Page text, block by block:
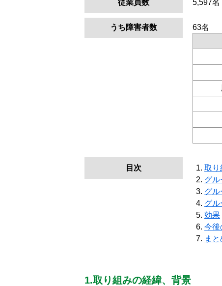
従業員数 5,597名
うち障害者数
63名
目次
取り
グル
グル
グ
効果
今後
まと
1.取り組みの経緯、背景